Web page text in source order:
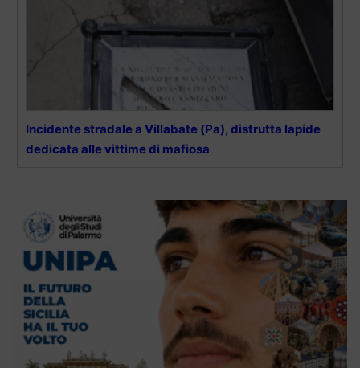
Incidente stradale a Villabate (Pa), distrutta lapide
dedicata alle vittime di mafiosa